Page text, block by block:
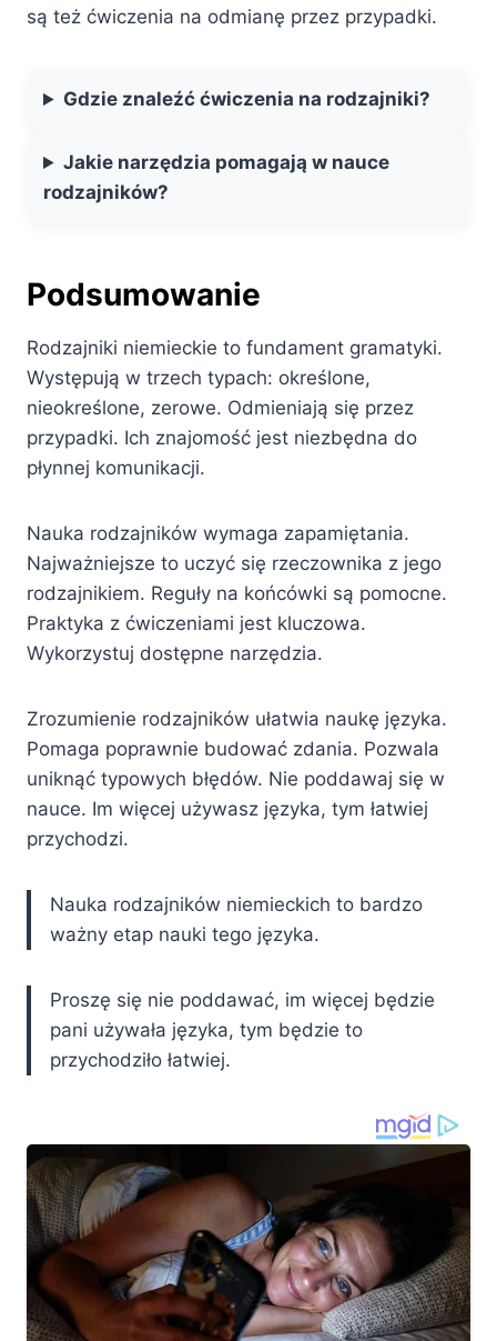
są też ćwiczenia na odmianę przez przypadki.
Gdzie znaleźć ćwiczenia na rodzajniki?
Jakie narzędzia pomagają w nauce
rodzajników?
Podsumowanie
Rodzajniki niemieckie to fundament gramatyki.
Występują w trzech typach: określone,
nieokreślone, zerowe. Odmieniają się przez
przypadki. Ich znajomość jest niezbędna do
płynnej komunikacji.
Nauka rodzajników wymaga zapamiętania.
Najważniejsze to uczyć się rzeczownika z jego
rodzajnikiem. Reguły na końcówki są pomocne.
Praktyka z ćwiczeniami jest kluczowa.
Wykorzystuj dostępne narzędzia.
Zrozumienie rodzajników ułatwia naukę języka.
Pomaga poprawnie budować zdania. Pozwala
uniknąć typowych błędów. Nie poddawaj się w
nauce. Im więcej używasz języka, tym łatwiej
przychodzi.
Nauka rodzajników niemieckich to bardzo
ważny etap nauki tego języka.
Proszę się nie poddawać, im więcej będzie
pani używała języka, tym będzie to
przychodziło łatwiej.